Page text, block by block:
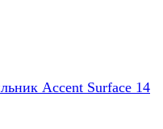
Accent Surface 14